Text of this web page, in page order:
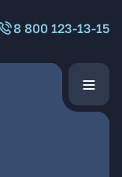
8 800 123-13-15